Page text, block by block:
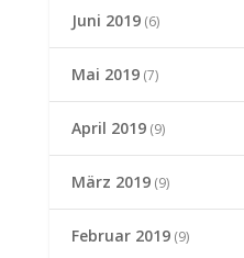
Juni 2019(6)
Mai 2019(7)
April 2019(9)
März 2019(9)
Februar 2019(9)